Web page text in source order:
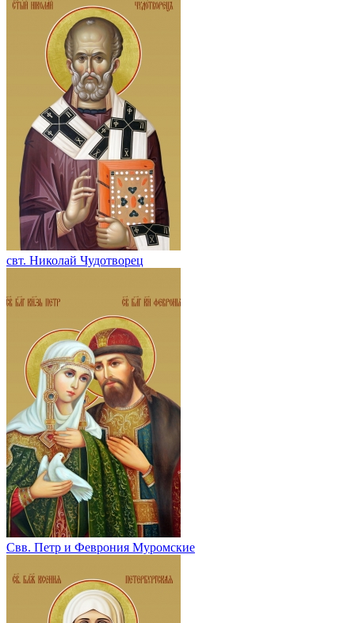
свт. Николай Чудотворец
Свв. Петр и Феврония Муромские